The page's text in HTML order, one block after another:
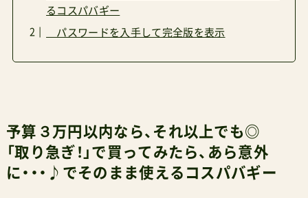
るコスパバギー
パスワードを入手して完全版を表示
予算３万円以内なら、それ以上でも◎
「取り急ぎ！」で買ってみたら、あら意外
に・・・♪でそのまま使えるコスパバギー